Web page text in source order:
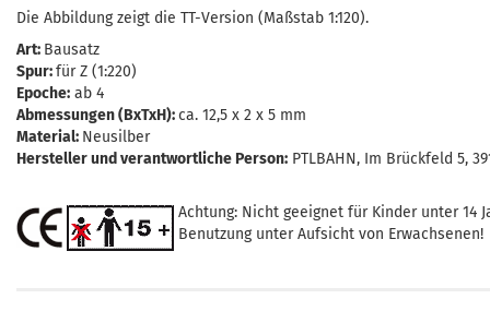
Die Abbildung zeigt die TT-Version (Maßstab 1:120).
Art: Bausatz
Spur:für Z (1:220)
Epoche: ab 4
Abmessungen (BxTxH):ca. 12,5 x 2 x 5 mm
Material: Neusilber
Hersteller und verantwortliche Person: PTLBAHN, Im Brückfeld 5,
Achtung: Nicht geeignet für Kinder unter 14
Benutzung unter Aufsicht von Erwachsenen!